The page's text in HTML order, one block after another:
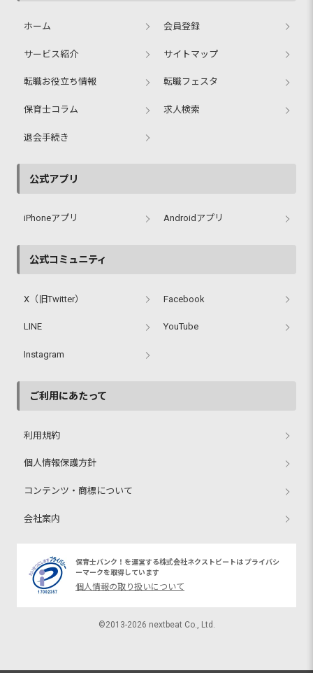
ホーム 会員登録
サービス紹介 サイトマップ
転職お役立ち情報 転職フェスタ
保育士コラム 求人検索
退会手続き
公式アプリ
iPhoneアプリ Androidアプリ
公式コミュニティ
X（旧Twitter） Facebook
LINE YouTube
Instagram
ご利用にあたって
利用規約
個人情報保護方針
コンテンツ・商標について
会社案内
保育士バンク！を運営する株式会社ネクストビートは プライバシ
ーマークを取得しています
個人情報の取り扱いについて
©2013-2026 nextbeat Co., Ltd.